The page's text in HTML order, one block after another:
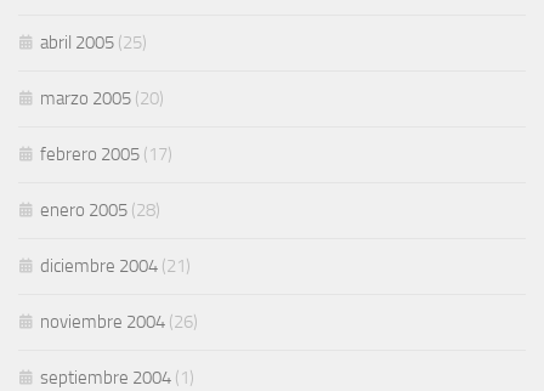
abril 2005 (25)
marzo 2005 (20)
febrero 2005 (17)
enero 2005 (28)
diciembre 2004 (21)
noviembre 2004 (26)
septiembre 2004 (1)